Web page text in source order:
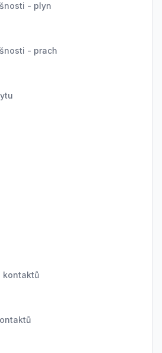
- plyn
- prach
kontaktů